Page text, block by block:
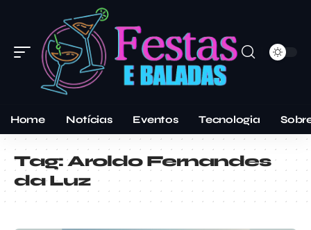
Home Notícias Eventos Tecnologia
Tag:Aroldo Fernandes
da Luz